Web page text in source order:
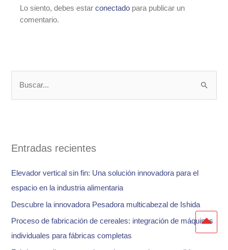
Lo siento, debes estarconectado para publicar un
comentario.
u
a
p
o
r
:
Entradas recientes
Elevador vertical sin fin: Una solución innovadora para el
espacio en la industria alimentaria
Descubre la innovadora Pesadora multicabezal de Ishida
Proceso de fabricación de cereales: integración de máquinas
individuales para fábricas completas